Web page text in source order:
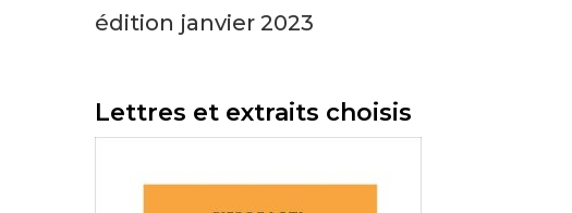
édition janvier 2023
Lettres et extraits choisis